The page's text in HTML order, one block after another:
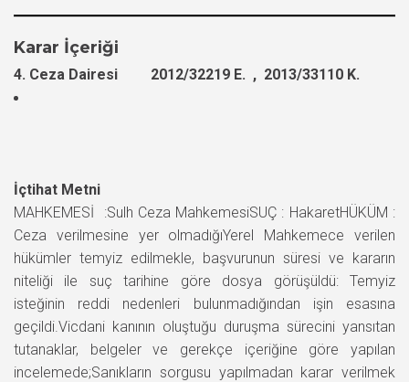
Karar İçeriği
4. Ceza Dairesi 2012/32219 E. , 2013/33110 K.
İçtihat Metni
MAHKEMESİ :Sulh Ceza MahkemesiSUÇ : HakaretHÜKÜM :
Ceza verilmesine yer olmadığıYerel Mahkemece verilen
hükümler temyiz edilmekle, başvurunun süresi ve kararın
niteliği ile suç tarihine göre dosya görüşüldü: Temyiz
isteğinin reddi nedenleri bulunmadığından işin esasına
geçildi.Vicdani kanının oluştuğu duruşma sürecini yansıtan
tutanaklar, belgeler ve gerekçe içeriğine göre yapılan
incelemede;Sanıkların sorgusu yapılmadan karar verilmek